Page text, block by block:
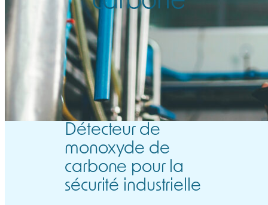
Détecteur de
monoxyde de
carbone pour la
sécurité industrielle